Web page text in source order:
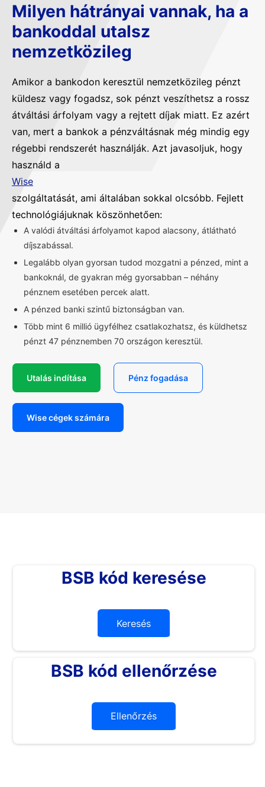
Milyen hátrányai vannak, ha a
bankoddal utalsz
nemzetközileg
Amikor a bankodon keresztül nemzetközileg pénzt
küldesz vagy fogadsz, sok pénzt veszíthetsz a rossz
átváltási árfolyam vagy a rejtett díjak miatt. Ez azért
van, mert a bankok a pénzváltásnak még mindig egy
régebbi rendszerét használják. Azt javasoljuk, hogy
használd a
Wise
szolgáltatását, ami általában sokkal olcsóbb. Fejlett
technológiájuknak köszönhetően:
A valódi átváltási árfolyamot kapod alacsony, átlátható
díjszabással.
Legalább olyan gyorsan tudod mozgatni a pénzed, mint a
bankoknál, de gyakran még gyorsabban – néhány
pénznem esetében percek alatt.
A pénzed banki szintű biztonságban van.
Több mint 6 millió ügyfélhez csatlakozhatsz, és küldhetsz
pénzt 47 pénznemben 70 országon keresztül.
Utalás indítása Pénz fogadása
Wise cégek számára
BSB kód keresése
Keresés
BSB kód ellenőrzése
Ellenőrzés